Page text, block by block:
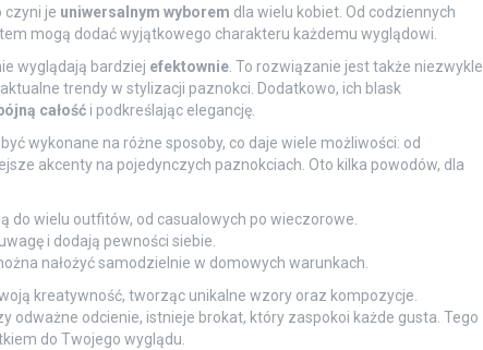
czyni je uniwersalnym wyborem dla wielu kobiet. Od codziennych
mogą dodać wyjątkowego charakteru każdemu wyglądowi.
wyglądają bardziej efektownie. To rozwiązanie jest także niezwykle
trendy w stylizacji paznokci. Dodatkowo, ich blask
całośći podkreślając elegancję.
wykonane na różne sposoby, co daje wiele możliwości: od
akcenty na pojedynczych paznokciach. Oto kilka powodów, dla
do wielu outfitów, od casualowych po wieczorowe.
i dodają pewności siebie.
nałożyć samodzielnie w domowych warunkach.
kreatywność, tworząc unikalne wzory oraz kompozycje.
odważne odcienie, istnieje brokat, który zaspokoi każde gusta. Tego
do Twojego wyglądu.